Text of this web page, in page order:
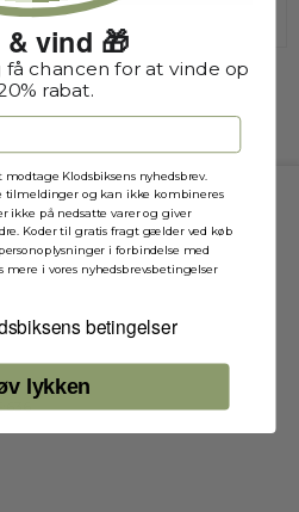
vind 🎁
chancen for at vinde op
rabat.
Klodsbiksens nyhedsbrev.
tilmeldinger og kan ikke kombineres
ikke på nedsatte varer og giver
Koder til gratis fragt gælder ved køb
i forbindelse med
mere i vores nyhedsbrevsbetingelser
betingelser
betingelser
lykken